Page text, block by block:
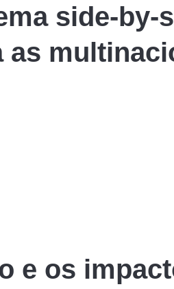
side-by-
as
e os